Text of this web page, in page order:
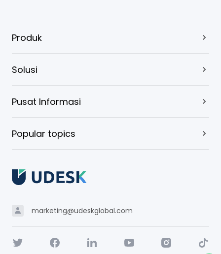
marketing@udeskglobal.com
Produk
Solusi
Pusat Informasi
Popular topics